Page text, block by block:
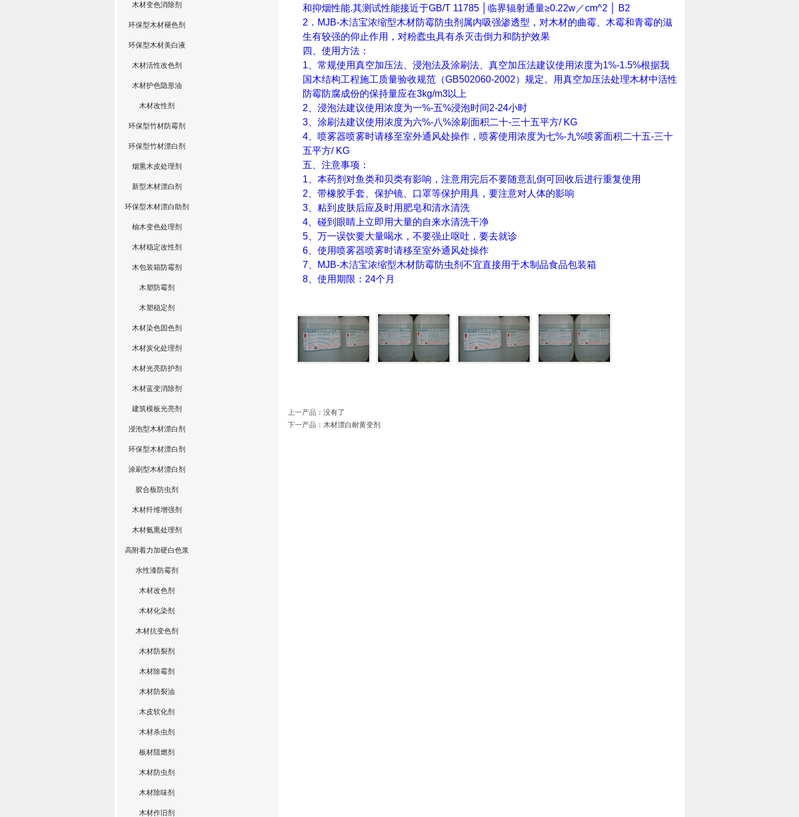
木材变色消除剂
环保型木材褪色剂
环保型木材美白液
木材活性改色剂
木材护色隐形油
木材改性剂
环保型竹材防霉剂
环保型竹材漂白剂
烟熏木皮处理剂
新型木材漂白剂
环保型木材漂白助剂
柚木变色处理剂
木材稳定改性剂
木包装箱防霉剂
木塑防霉剂
木塑稳定剂
木材染色固色剂
木材炭化处理剂
木材光亮防护剂
木材蓝变消除剂
建筑模板光亮剂
浸泡型木材漂白剂
环保型木材漂白剂
涂刷型木材漂白剂
胶合板防虫剂
木材纤维增强剂
木材氨熏处理剂
高附着力加硬白色浆
水性漆防霉剂
木材改色剂
木材化染剂
木材抗变色剂
木材防裂剂
木材除霉剂
木材防裂油
木皮软化剂
木材杀虫剂
板材阻燃剂
木材防虫剂
木材除味剂
木材作旧剂
和抑烟性能.其测试性能接近于GB/T 11785 │ 临界辐射通量≥0.22w／cm^2 │ B2
2 ． MJB-木洁宝浓缩型木材防霉防虫剂属内吸强渗透型，对木材的曲霉、木霉和青霉的滋
生有较强的仰止作用，对粉蠹虫具有杀灭击倒力和防护效果
四、使用方法：
1 、常规使用真空加压法、浸泡法及涂刷法、真空加压法建议使用浓度为1%-1.5%根据我
国木结构工程施工质量验收规范（GB502060-2002）规定。用真空加压法处理木材中活性
防霉防腐成份的保持量应在3kg/m3以上
2 、浸泡法建议使用浓度为一%-五%浸泡时间2-24小时
3、涂刷法建议使用浓度为六%-八%涂刷面积二十-三十五平方/ KG
4、喷雾器喷雾时请移至室外通风处操作，喷雾使用浓度为七%-九%喷雾面积二十五-三十
五平方/ KG
五、 注意事项：
1 、本药剂对鱼类和贝类有影响，注意用完后不要随意乱倒可回收后进行重复使用
2 、带橡胶手套、保护镜、口罩等保护用具，要注意对人体的影响
3、粘到皮肤后应及时用肥皂和清水清洗
4、碰到眼睛上立即用大量的自来水清洗干净
5、万一误饮要大量喝水，不要强止呕吐，要去就诊
6、使用喷雾器喷雾时请移至室外通风处操作
7、 MJB-木洁宝浓缩型木材防霉防虫剂不宜直接用于木制品食品包装箱
8、使用期限： 24个月
上一产品 ：没有了
下一产品 ： 木材漂白耐黄变剂